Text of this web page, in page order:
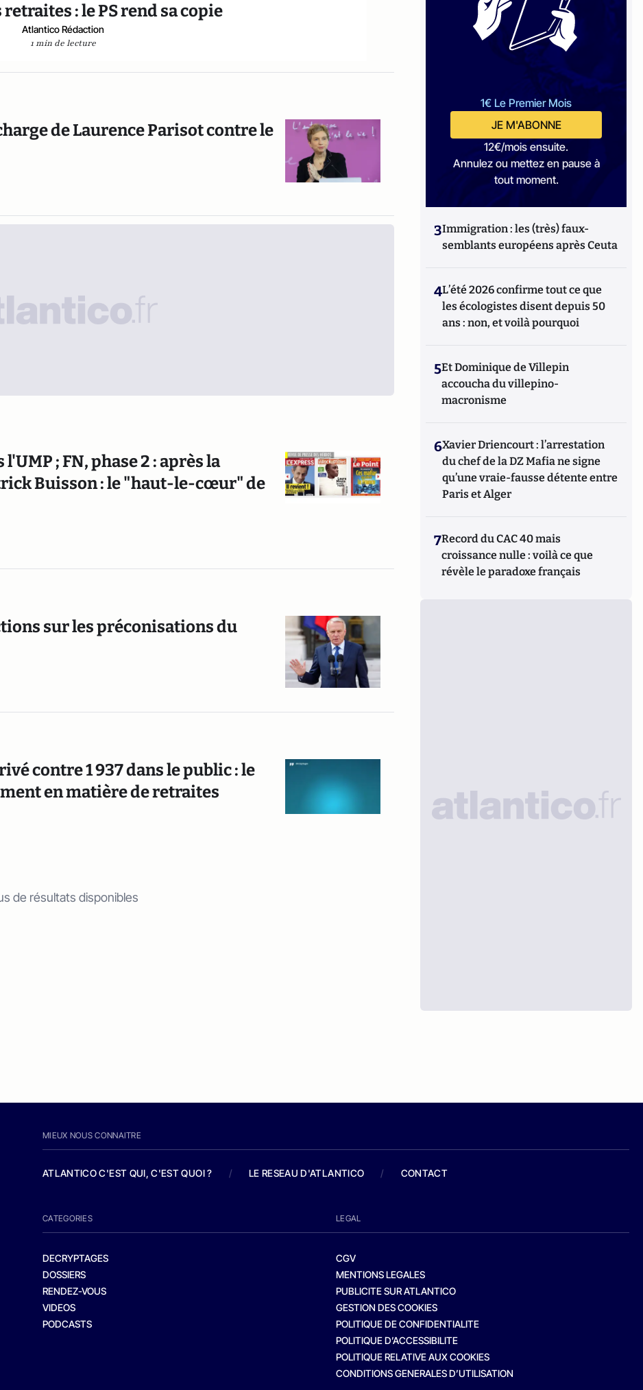
: le PS rend sa copie
Atlantico Rédaction
1 min de lecture
de Laurence Parisot contre le
; FN, phase 2 : après la
Buisson : le "haut-le-cœur" de
sur les préconisations du
contre 1 937 dans le public : le
en matière de retraites
de résultats disponibles
1€ Le Premier Mois
JE M'ABONNE
12€/mois ensuite.
Annulez ou mettez en pause à
tout moment.
3Immigration : les (très) faux-
semblants européens après Ceuta
4L’été 2026 confirme tout ce que
les écologistes disent depuis 50
ans : non, et voilà pourquoi
5Et Dominique de Villepin
accoucha du villepino-
macronisme
6Xavier Driencourt : l’arrestation
du chef de la DZ Mafia ne signe
qu’une vraie-fausse détente entre
Paris et Alger
7Record du CAC 40 mais
croissance nulle : voilà ce que
révèle le paradoxe français
MIEUX NOUS CONNAITRE
ATLANTICO C'EST QUI, C'EST QUOI ? / LE RESEAU D'ATLANTICO / CONTACT
CATEGORIES
DECRYPTAGES
DOSSIERS
RENDEZ-VOUS
VIDEOS
PODCASTS
LEGAL
CGV
MENTIONS LEGALES
PUBLICITE SUR ATLANTICO
GESTION DES COOKIES
POLITIQUE DE CONFIDENTIALITE
POLITIQUE D’ACCESSIBILITE
POLITIQUE RELATIVE AUX COOKIES
CONDITIONS GENERALES D’UTILISATION